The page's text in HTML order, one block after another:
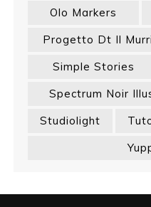
Olo Markers
Progetto Dt Il
Simple Stories
Spectrum Noir
Studiolight